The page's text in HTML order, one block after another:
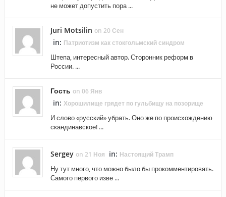
не может допустить пора ...
Juri Motsilin on 20 Сен
in: Патриотизм как стокгольмский синдром
Штепа, интересный автор. Сторонник реформ в
России. ...
Гость on 06 Янв
in: Хорошилище грядет по гульбищу на позорище
И слово «русский» убрать. Оно же по происхождению
скандинавское! ...
Sergey on 21 Ноя in: Настоящий Трамп
Ну тут много, что можно было бы прокомментировать.
Самого первого изве ...